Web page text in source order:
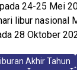
24-25 Mei
libur nasional
28 Oktober
Akhir Tahun